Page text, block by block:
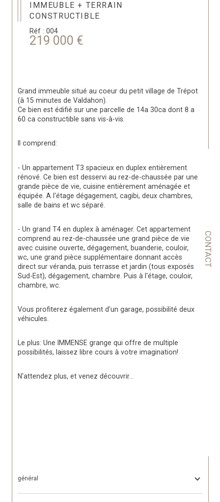
CONTACT
IMMEUBLE + TERRAIN
CONSTRUCTIBLE
Réf : 004
219 000 €
Grand immeuble situé au coeur du petit village de Trépot
(à 15 minutes de Valdahon).
Ce bien est édifié sur une parcelle de 14a 30ca dont 8 a
60 ca constructible sans vis-à-vis.
Il comprend:
- Un appartement T3 spacieux en duplex entièrement
rénové. Ce bien est desservi au rez-de-chaussée par une
grande pièce de vie, cuisine entièrement aménagée et
équipée. A l'étage dégagement, cagibi, deux chambres,
salle de bains et wc séparé.
- Un grand T4 en duplex à aménager. Cet appartement
comprend au rez-de-chaussée une grand pièce de vie
avec cuisine ouverte, dégagement, buanderie, couloir,
wc, une grand pièce supplémentaire donnant accès
direct sur véranda, puis terrasse et jardin (tous exposés
Sud-Est), dégagement, chambre. Puis à l'étage, couloir,
chambre, wc.
Vous profiterez également d'un garage, possibilité deux
véhicules.
Le plus: Une IMMENSE grange qui offre de multiple
possibilités, laissez libre cours à votre imagination!
N'attendez plus, et venez découvrir...
général